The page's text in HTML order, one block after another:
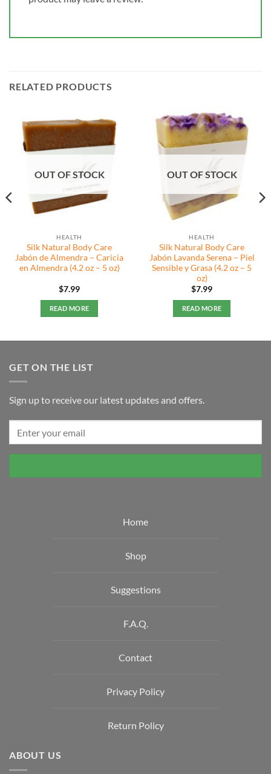
RELATED PRODUCTS
OUT OF STOCK
HEALTH
Silk Natural Body Care
Jabón de Almendra – Caricia
en Almendra (4.2 oz – 5 oz)
$7.99
READ MORE
OUT OF STOCK
HEALTH
Silk Natural Body Care
Jabón Lavanda Serena – Piel
Sensible y Grasa (4.2 oz – 5
oz)
$7.99
READ MORE
GET ON THE LIST
Sign up to receive our latest updates and offers.
Home
Shop
Suggestions
F.A.Q.
Contact
Privacy Policy
Return Policy
ABOUT US